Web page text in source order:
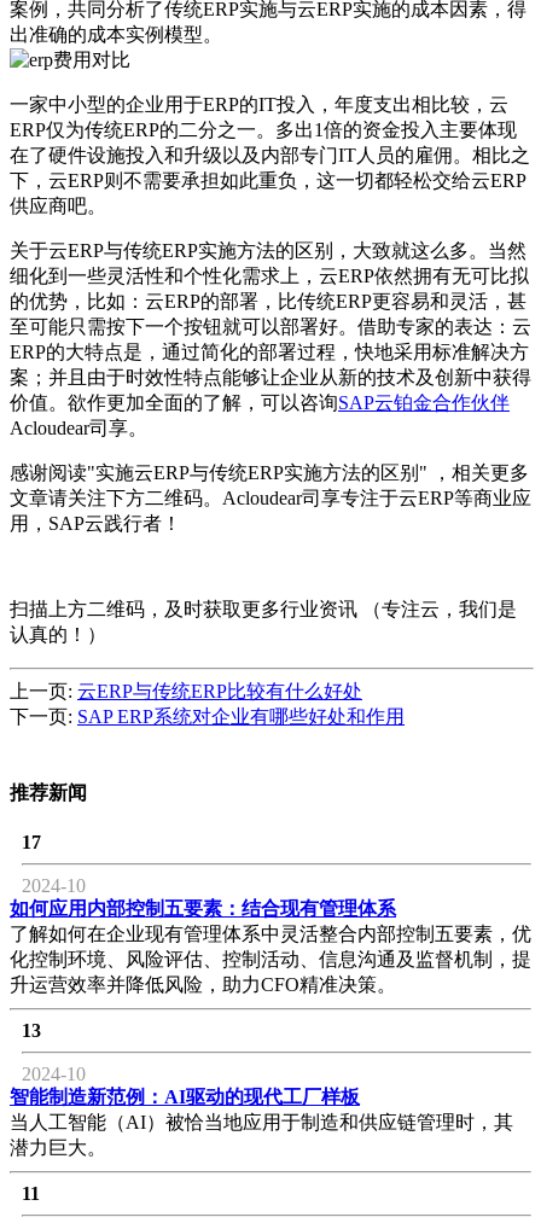
案例，共同分析了传统ERP实施与云ERP实施的成本因素，得
出准确的成本实例模型。
一家中小型的企业用于ERP的IT投入，年度支出相比较，云
ERP仅为传统ERP的二分之一。多出1倍的资金投入主要体现
在了硬件设施投入和升级以及内部专门IT人员的雇佣。相比之
下，云ERP则不需要承担如此重负，这一切都轻松交给云ERP
供应商吧。
关于云ERP与传统ERP实施方法的区别，大致就这么多。当然
细化到一些灵活性和个性化需求上，云ERP依然拥有无可比拟
的优势，比如：云ERP的部署，比传统ERP更容易和灵活，甚
至可能只需按下一个按钮就可以部署好。借助专家的表达：云
ERP的大特点是，通过简化的部署过程，快地采用标准解决方
案；并且由于时效性特点能够让企业从新的技术及创新中获得
价值。欲作更加全面的了解，可以咨询SAP云铂金合作伙伴
Acloudear司享。
感谢阅读"实施云ERP与传统ERP实施方法的区别" ，相关更多
文章请关注下方二维码。Acloudear司享专注于云ERP等商业应
用，SAP云践行者！
扫描上方二维码，及时获取更多行业资讯 （专注云，我们是
认真的！）
上一页: 云ERP与传统ERP比较有什么好处
下一页: SAP ERP系统对企业有哪些好处和作用
推荐新闻
17
2024-10
如何应用内部控制五要素：结合现有管理体系
了解如何在企业现有管理体系中灵活整合内部控制五要素，优
化控制环境、风险评估、控制活动、信息沟通及监督机制，提
升运营效率并降低风险，助力CFO精准决策。
13
2024-10
智能制造新范例：AI驱动的现代工厂样板
当人工智能（AI）被恰当地应用于制造和供应链管理时，其
潜力巨大。
11